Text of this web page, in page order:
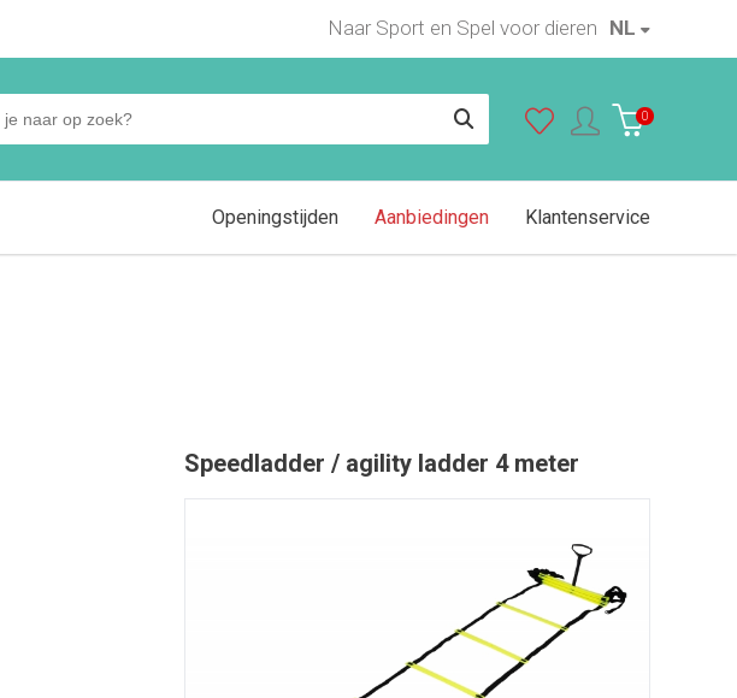
NL
Naar Sport en Spel voor dieren
0
Klantenservice
Aanbiedingen
Openingstijden
Speedladder / agility ladder 4 meter